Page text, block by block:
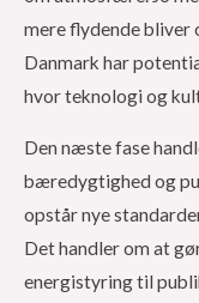
mere flydende bliver
Danmark har
hvor teknologi og
Den næste fase
bæredygtighed og
opstår nye
Det handler om at
energistyring til